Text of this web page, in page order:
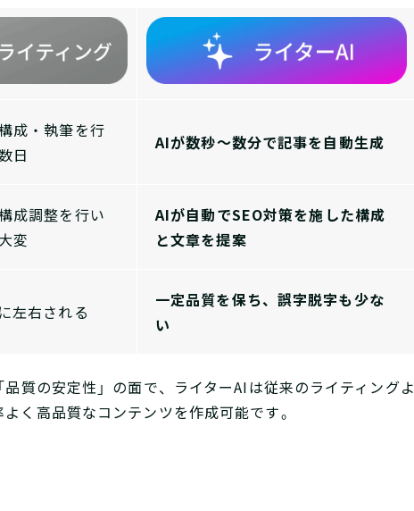
成・執筆を行
日
AIが数秒〜数分で記事を自動生成
成調整を行い
変
AIが自動でSEO対策を施した構成
と文章を提案
左右される
一定品質を保ち、誤字脱字も少な
い
質の安定性」の面で、ライターAIは従来のライティングよ
く高品質なコンテンツを作成可能です。